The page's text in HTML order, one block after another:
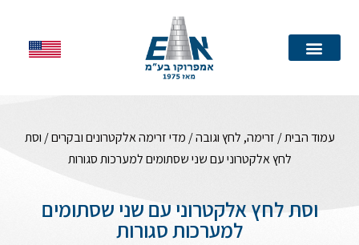
עמוד הבית/ זרימה, לחץ וגובה/ מדי זרימה אלקטרונים ובקרים/ וסת
לחץ אלקטרוני עם שני שסתומים למערכות סגורות
וסת לחץ אלקטרוני עם שני שסתומים
למערכות סגורות